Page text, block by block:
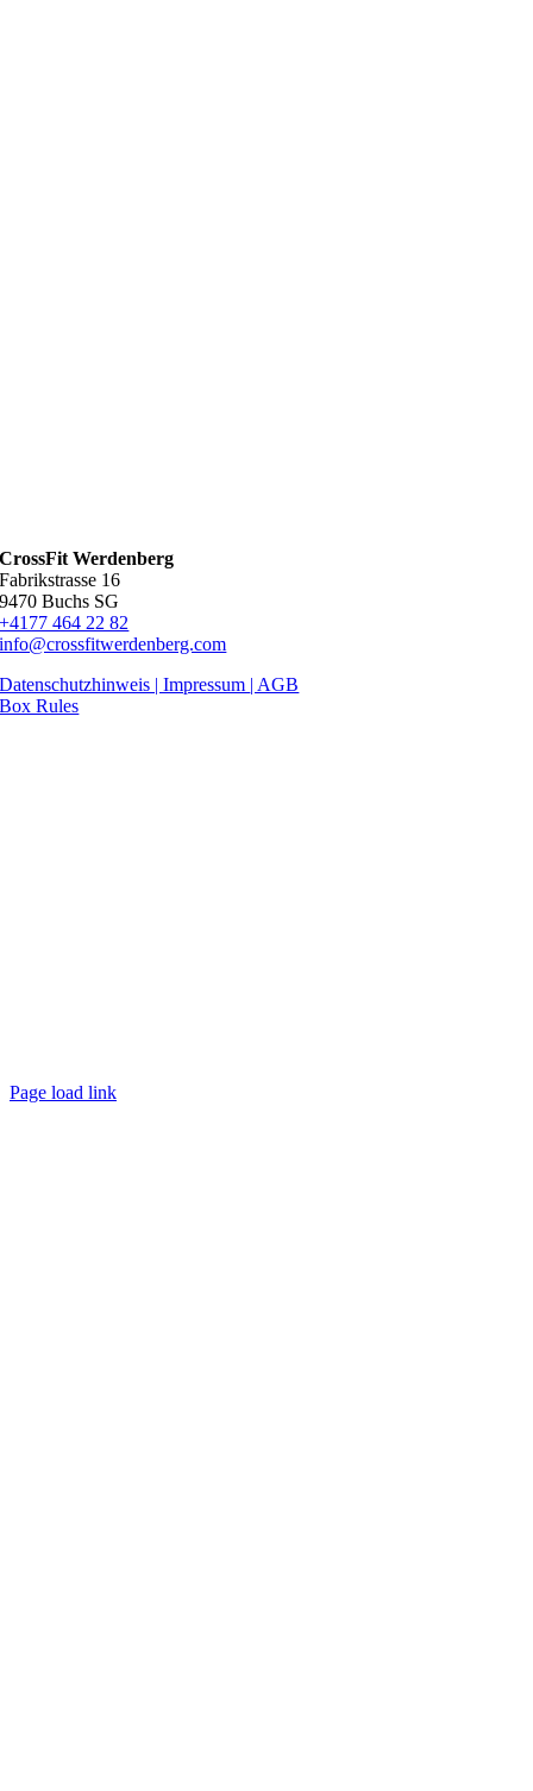
CrossFit Werdenberg
Fabrikstrasse 16
9470 Buchs SG
+4177 464 22 82
info@crossfitwerdenberg.com
Datenschutzhinweis | Impressum | AGB
Box Rules
Page load link